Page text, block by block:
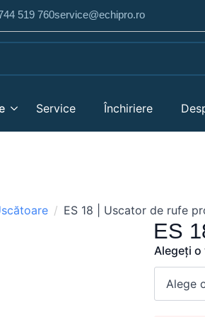
519 760service@echipro.ro
Service Închiriere
ES 18 | Uscator de rufe
ES
Alegeți o